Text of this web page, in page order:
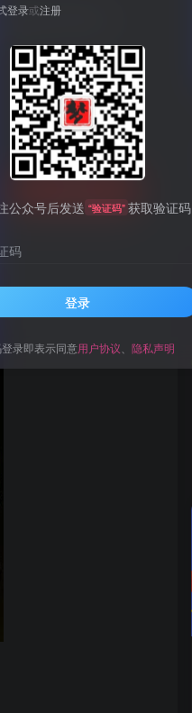
微信：chen185599521
登录或注册
公众号后发送 “验证码” 获取验证码
码
登录
录即表示同意用户协议 隐私声明